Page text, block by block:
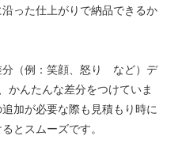
った仕上がりで納品できるか
（例：笑顔、怒り など）デ
かんたんな差分をつけていま
加が必要な際も見積もり時に
とスムーズです。